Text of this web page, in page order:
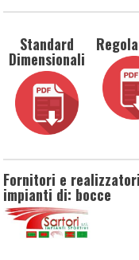
Standard
Dimensionali
Fornitori e realizzatori
impianti di: bocce